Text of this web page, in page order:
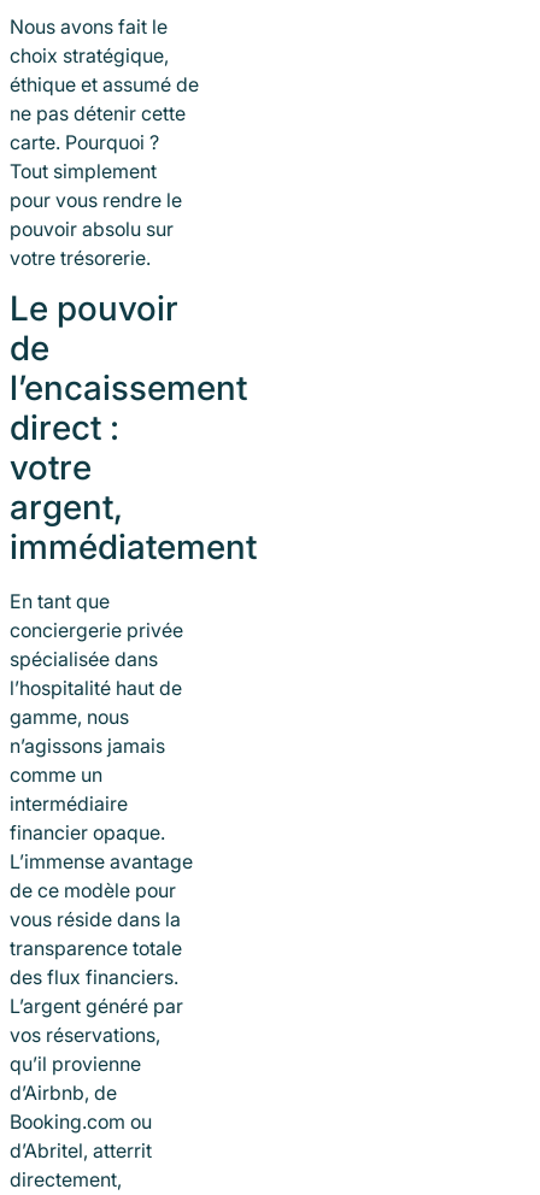
Nous avons fait le
choix stratégique,
éthique et assumé de
ne pas détenir cette
carte. Pourquoi ?
Tout simplement
pour vous rendre le
pouvoir absolu sur
votre trésorerie.
Le pouvoir
de
l’encaissement
direct :
votre
argent,
immédiatement
En tant que
conciergerie privée
spécialisée dans
l’hospitalité haut de
gamme, nous
n’agissons jamais
comme un
intermédiaire
financier opaque.
L’immense avantage
de ce modèle pour
vous réside dans la
transparence totale
des flux financiers.
L’argent généré par
vos réservations,
qu’il provienne
d’Airbnb, de
Booking.com ou
d’Abritel, atterrit
directement,